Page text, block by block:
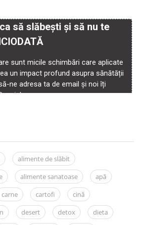
alimente de slăbit
alimente sanatoase
apă
carne cartofi
cină
desert detox
dieta